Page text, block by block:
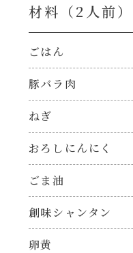
パウチのまんまシ
だしまろ麺
シャンタン鍋
おもてなし
炊飯器
焼肉のたれ 二代目
だしまろ酢
聖護院かぶらのも
ハコネーゼ 完熟
ハコネーゼ 海老ク
ハコネーゼ ボロネ
材料（2⼈前）
ごはん
豚バラ肉
ねぎ
おろしにんにく
ごま油
創味シャンタン
卵黄